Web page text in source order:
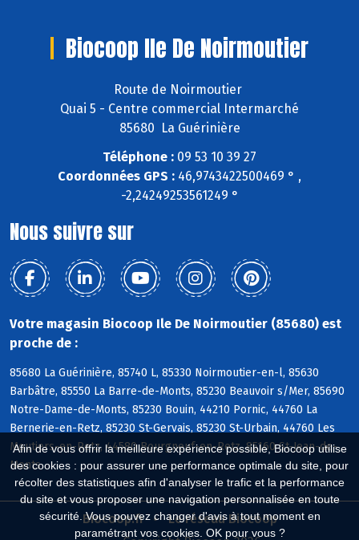
Afin de vous offrir la meilleure expérience possible, Biocoop utilise
des cookies : pour assurer une performance optimale du site, pour
récolter des statistiques afin d'analyser le trafic et la performance
du site et vous proposer une navigation personnalisée en toute
sécurité. Vous pouvez changer d'avis à tout moment en
paramétrant vos cookies. OK pour vous ?
Biocoop Ile De Noirmoutier
Route de Noirmoutier
Quai 5 - Centre commercial Intermarché
85680 La Guérinière
Téléphone : 09 53 10 39 27
Coordonnées GPS : 46,9743422500469 ° ,
-2,24249253561249 °
Nous suivre sur
Votre magasin Biocoop Ile De Noirmoutier (85680) est
proche de :
85680 La Guérinière, 85740 L, 85330 Noirmoutier-en-l, 85630
Barbâtre, 85550 La Barre-de-Monts, 85230 Beauvoir s/Mer, 85690
Notre-Dame-de-Monts, 85230 Bouin, 44210 Pornic, 44760 La
Bernerie-en-Retz, 85230 St-Gervais, 85230 St-Urbain, 44760 Les
Moutiers-en-Retz, 44580 Bourgneuf-en-Retz, 85160 St-Jean-de-
Monts
Biocoop.fr
Le réseau Biocoop